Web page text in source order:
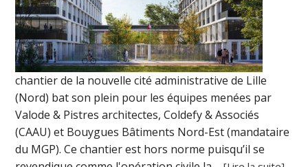
chantier de la nouvelle cité administrative de Lille
(Nord) bat son plein pour les équipes menées par
Valode & Pistres architectes, Coldefy & Associés
(CAAU) et Bouygues Bâtiments Nord-Est (mandataire
du MGP). Ce chantier est hors norme puisqu’il se